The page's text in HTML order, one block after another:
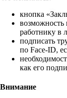
кнопка
возможность
работнику в
подписать
по Face-ID,
как его
Внимание